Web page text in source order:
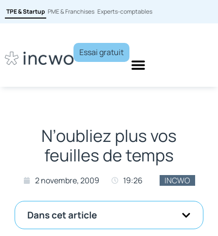
TPE & Startup PME & Franchises Experts-comptables
Essai gratuit
N’oubliez plus vos
feuilles de temps
2 novembre, 2009 19:26 INCWO
Dans cet article